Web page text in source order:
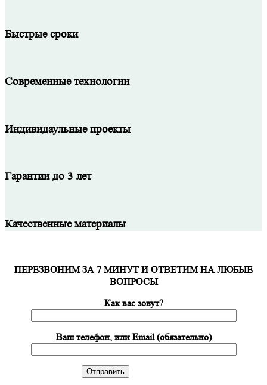
Быстрые сроки
Современные технологии
Индивидаульные проекты
Гарантии до 3 лет
Качественные материалы
ПЕРЕЗВОНИМ ЗА 7 МИНУТ И ОТВЕТИМ НА ЛЮБЫЕ
ВОПРОСЫ
Как вас зовут?
Ваш телефон, или Email (обязательно)